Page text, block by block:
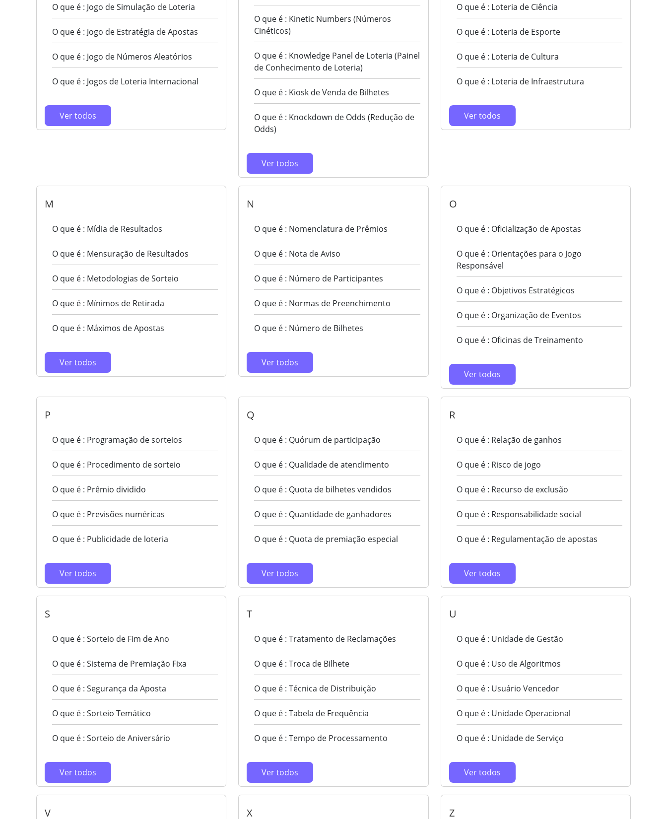
O que é : Jogo de Simulação de Loteria
O que é : Jogo de Estratégia de Apostas
O que é : Jogo de Números Aleatórios
O que é : Jogos de Loteria Internacional
Ver todos
O que é : Kinetic Numbers (Números
Cinéticos)
O que é : Knowledge Panel de Loteria (Painel
de Conhecimento de Loteria)
O que é : Kiosk de Venda de Bilhetes
O que é : Knockdown de Odds (Redução de
Odds)
Ver todos
O que é : Loteria de Ciência
O que é : Loteria de Esporte
O que é : Loteria de Cultura
O que é : Loteria de Infraestrutura
Ver todos
M
O que é : Mídia de Resultados
O que é : Mensuração de Resultados
O que é : Metodologias de Sorteio
O que é : Mínimos de Retirada
O que é : Máximos de Apostas
Ver todos
N
O que é : Nomenclatura de Prêmios
O que é : Nota de Aviso
O que é : Número de Participantes
O que é : Normas de Preenchimento
O que é : Número de Bilhetes
Ver todos
O
O que é : Oficialização de Apostas
O que é : Orientações para o Jogo
Responsável
O que é : Objetivos Estratégicos
O que é : Organização de Eventos
O que é : Oficinas de Treinamento
Ver todos
P
O que é : Programação de sorteios
O que é : Procedimento de sorteio
O que é : Prêmio dividido
O que é : Previsões numéricas
O que é : Publicidade de loteria
Ver todos
Q
O que é : Quórum de participação
O que é : Qualidade de atendimento
O que é : Quota de bilhetes vendidos
O que é : Quantidade de ganhadores
O que é : Quota de premiação especial
Ver todos
R
O que é : Relação de ganhos
O que é : Risco de jogo
O que é : Recurso de exclusão
O que é : Responsabilidade social
O que é : Regulamentação de apostas
Ver todos
S
O que é : Sorteio de Fim de Ano
O que é : Sistema de Premiação Fixa
O que é : Segurança da Aposta
O que é : Sorteio Temático
O que é : Sorteio de Aniversário
Ver todos
T
O que é : Tratamento de Reclamações
O que é : Troca de Bilhete
O que é : Técnica de Distribuição
O que é : Tabela de Frequência
O que é : Tempo de Processamento
Ver todos
U
O que é : Unidade de Gestão
O que é : Uso de Algoritmos
O que é : Usuário Vencedor
O que é : Unidade Operacional
O que é : Unidade de Serviço
Ver todos
V X Z